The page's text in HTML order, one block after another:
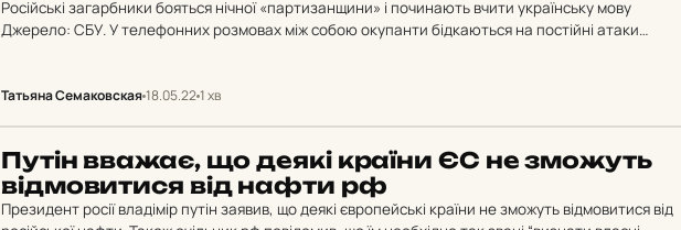
Російські загарбники бояться нічної «партизанщини» і починають вчити українську мову
Джерело: СБУ. У телефонних розмовах між собою окупанти бідкаються на постійні атаки
Татьяна Семаковская18.05.221 хв
Путін вважає, що деякі країни ЄС не змо­жуть
від­мо­ви­ти­ся від нафти рф
Президент росії владімір путін заявив, що деякі європейські країни не зможуть відмовитися від